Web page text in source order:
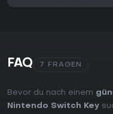
FAQ 7 FRAGEN
Bevor du nach einem
Nintendo Switch Key